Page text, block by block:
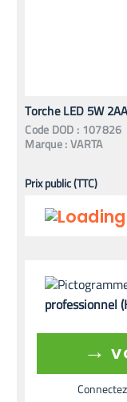
Torche LED 5W
Code DOD : 107826
Marque :VARTA
Prix public (TTC)
professionnel
→